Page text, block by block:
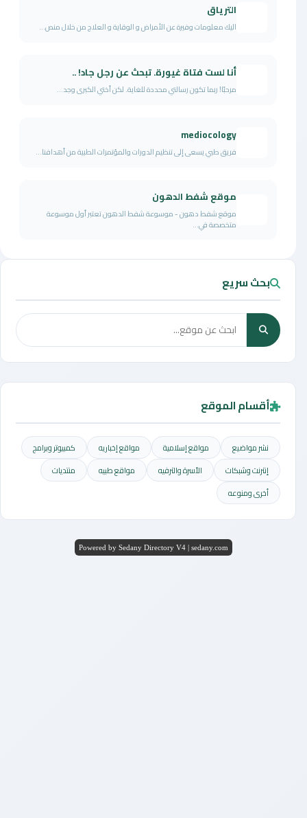
الترياق
اليك معلومات وفيرة عن الأمراض و الوقاية و العلاج من خلال منص...
أنا لست فتاة غيورة. تبحث عن رجل جاد! ..
مرحبًاǃ ربما تكون رسالتي محددة للغاية. لكن أختي الكبرى وجد...
mediocology
فريق طبي يسعى إلى تنظيم الدورات والمؤتمرات الطبية من أهدافنا...
موقع شفط الدهون
موقع شفط دهون - موسوعة شفط الدهون تعتبر أول موسوعة
متخصصة في...
بحث سريع
أقسام الموقع
نشر مواضيع مواقع إسلامية مواقع إخباريه
كمبيوتر وبرامج
إنترنت وشبكات
الأسرة والترفيه مواقع طبيه
منتديات
أخرى ومنوعه
Powered by Sedany Directory V4 | sedany.com